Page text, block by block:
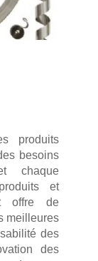
produits
besoins
chaque
et
offre de
meilleures
des
des